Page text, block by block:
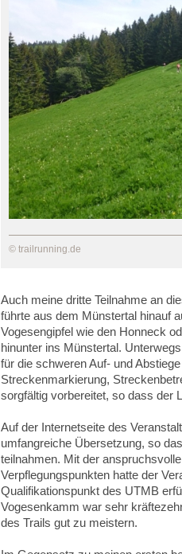
© trailrunning.de
Auch meine dritte Teilnahme an
führte aus dem Münstertal hinauf
Vogesengipfel wie den Honneck
hinunter ins Münstertal.
für die schweren Auf- und
Streckenmarkierung,
sorgfältig vorbereitet, so dass der
Auf der Internetseite des
umfangreiche Übersetzung, so
teilnahmen. Mit der
Verpflegungspunkten hatte der
Qualifikationspunkt des UTMB
Vogesenkamm war sehr
des Trails gut zu meistern.